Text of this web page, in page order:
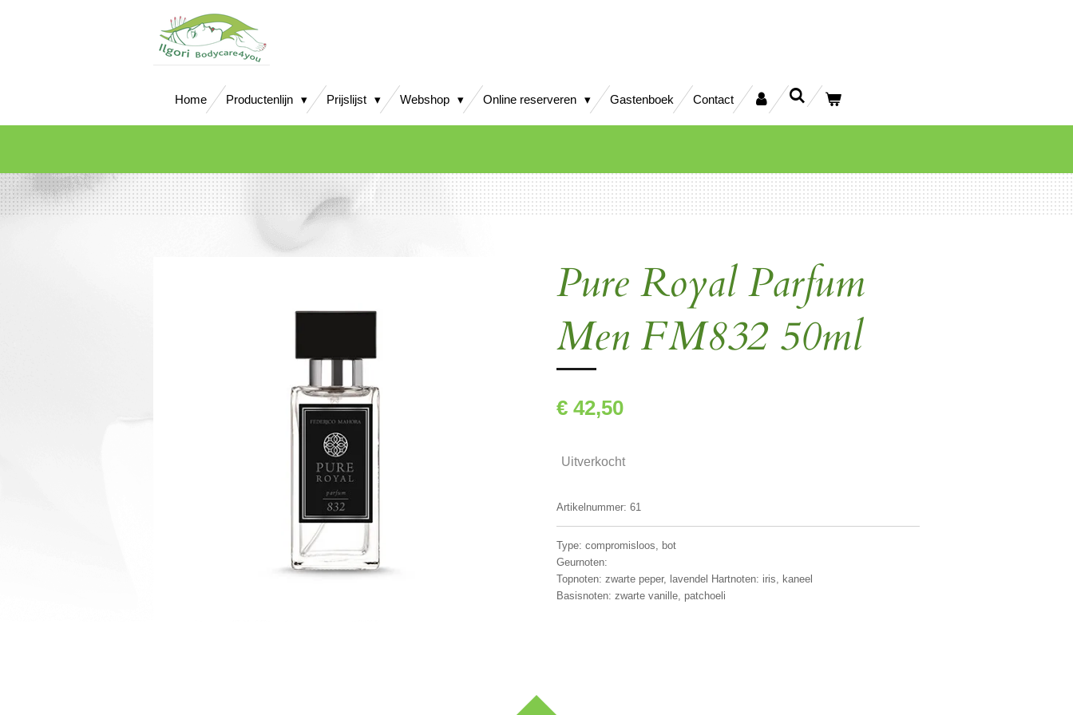
Home Productenlijn Prijslijst Webshop Online reserveren Gastenboek Contact
Pure Royal Parfum
Men FM832 50ml
€ 42,50
Uitverkocht
Artikelnummer: 61
Type: compromisloos, bot
Geurnoten:
Topnoten: zwarte peper, lavendel Hartnoten: iris, kaneel
Basisnoten: zwarte vanille, patchoeli